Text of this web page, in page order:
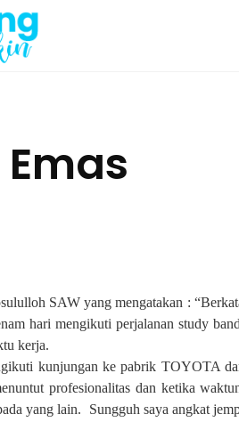
SAW yang mengatakan :
hari mengikuti perjalanan study
kerja.
kunjungan ke pabrik TOYOTA
profesionalitas dan ketika
yang lain.
Sungguh saya angkat